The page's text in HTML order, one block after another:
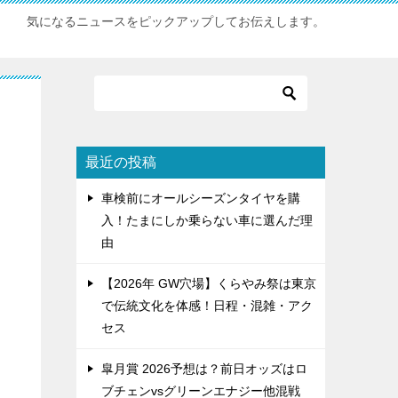
気になるニュースをピックアップしてお伝えします。
最近の投稿
車検前にオールシーズンタイヤを購
入！たまにしか乗らない車に選んだ理
由
【2026年 GW穴場】くらやみ祭は東京
で伝統文化を体感！日程・混雑・アク
セス
皐月賞 2026予想は？前日オッズはロ
ブチェンvsグリーンエナジー他混戦